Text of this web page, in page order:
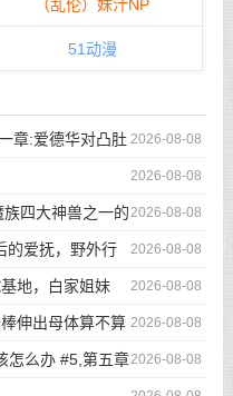
（乱伦）妹汁NP
51动漫
2026-08-08
章:爱德华对凸肚
2026-08-08
2026-08-08
四大神兽之一的
滚尿流
2026-08-08
的爱抚，野外行
2026-08-08
地，白家姐妹
2026-08-08
伸出母体算不算
2026-08-08
怎么办 #5,第五章